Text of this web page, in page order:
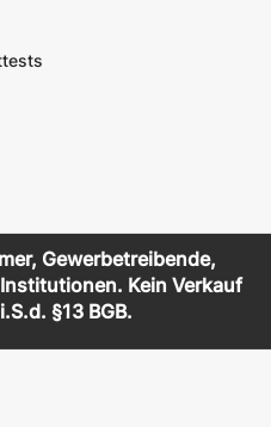
Gewerbetreibende,
Kein Verkauf
§13 BGB.